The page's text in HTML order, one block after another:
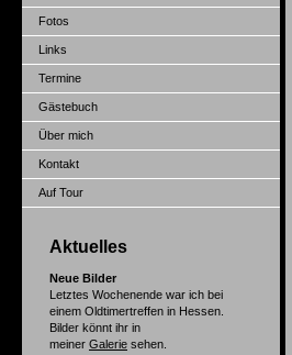
Fotos
Links
Termine
Gästebuch
Über mich
Kontakt
Auf Tour
Aktuelles
Neue Bilder
Letztes Wochenende war ich bei
einem Oldtimertreffen in Hessen.
Bilder könnt ihr in
meiner Galerie sehen.